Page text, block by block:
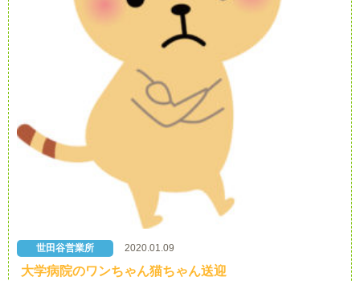
世田谷営業所 2020.01.09
大学病院のワンちゃん猫ちゃん送迎